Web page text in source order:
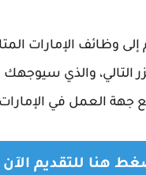
إلى وظائف الإمارات
التالي، والذي
جهة العمل في
هنا للتقديم الآن